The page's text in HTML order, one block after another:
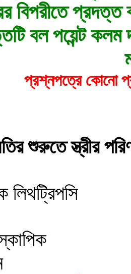
বিপরীতে প্রদত্ত
বল পয়েন্ট কলম
প্রশ্নপত্রে কোনো
শুরুতে স্ত্রীর
লিথট্রিপসি